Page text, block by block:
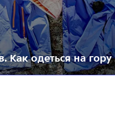
Как одеться на гору